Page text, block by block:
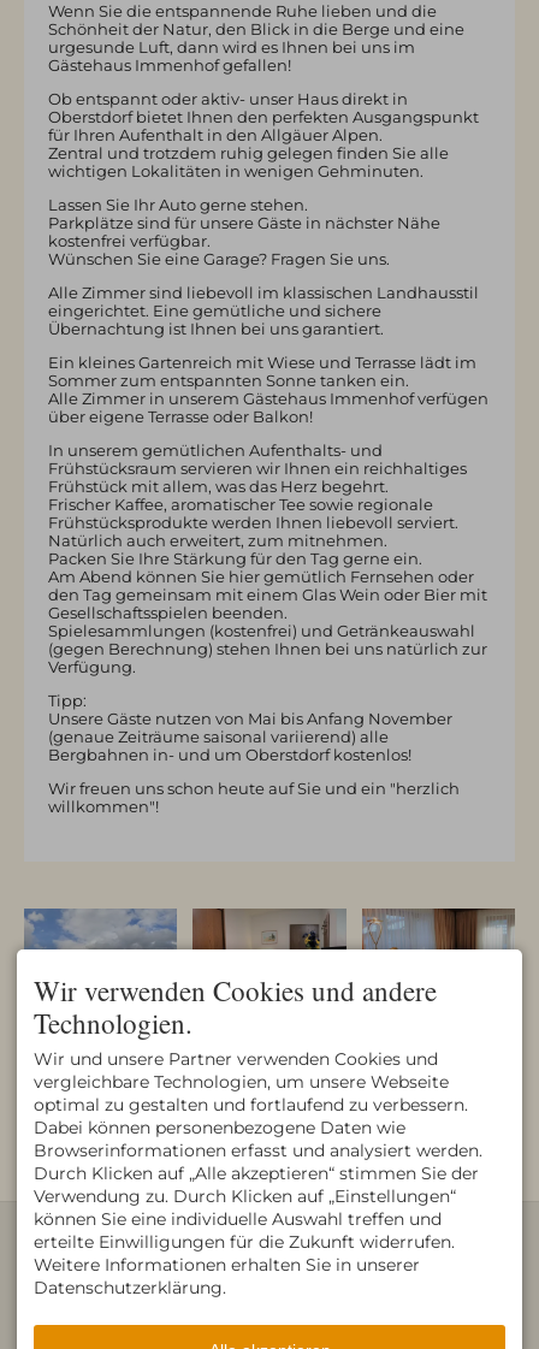
Wenn Sie die entspannende Ruhe lieben und die
Schönheit der Natur, den Blick in die Berge und eine
urgesunde Luft, dann wird es Ihnen bei uns im
Gästehaus Immenhof gefallen!
Ob entspannt oder aktiv- unser Haus direkt in
Oberstdorf bietet Ihnen den perfekten Ausgangspunkt
für Ihren Aufenthalt in den Allgäuer Alpen.
Zentral und trotzdem ruhig gelegen finden Sie alle
wichtigen Lokalitäten in wenigen Gehminuten.
Lassen Sie Ihr Auto gerne stehen.
Parkplätze sind für unsere Gäste in nächster Nähe
kostenfrei verfügbar.
Wünschen Sie eine Garage? Fragen Sie uns.
Alle Zimmer sind liebevoll im klassischen Landhausstil
eingerichtet. Eine gemütliche und sichere
Übernachtung ist Ihnen bei uns garantiert.
Ein kleines Gartenreich mit Wiese und Terrasse lädt im
Sommer zum entspannten Sonne tanken ein.
Alle Zimmer in unserem Gästehaus Immenhof verfügen
über eigene Terrasse oder Balkon!
In unserem gemütlichen Aufenthalts- und
Frühstücksraum servieren wir Ihnen ein reichhaltiges
Frühstück mit allem, was das Herz begehrt.
Frischer Kaffee, aromatischer Tee sowie regionale
Frühstücksprodukte werden Ihnen liebevoll serviert.
Natürlich auch erweitert, zum mitnehmen.
Packen Sie Ihre Stärkung für den Tag gerne ein.
Am Abend können Sie hier gemütlich Fernsehen oder
den Tag gemeinsam mit einem Glas Wein oder Bier mit
Gesellschaftsspielen beenden.
Spielesammlungen (kostenfrei) und Getränkeauswahl
(gegen Berechnung) stehen Ihnen bei uns natürlich zur
Verfügung.
Tipp:
Unsere Gäste nutzen von Mai bis Anfang November
(genaue Zeiträume saisonal variierend) alle
Bergbahnen in- und um Oberstdorf kostenlos!
Wir freuen uns schon heute auf Sie und ein "herzlich
willkommen"!
Immenhof2017_Haslach18_1 Einzelzimmer Bsp.5
Doppelzimmer Deluxe
1.2
Doppelzimmer Bsp.2 Doppelzimmer_gr_1 Immenhof
KONTAKT
Gästehaus Immenhof
Patrick Herling
Im Haslach 18
DEUTSCHLAND
Wir verwenden Cookies und andere
Technologien.
Wir und unsere Partner verwenden Cookies und
vergleichbare Technologien, um unsere Webseite
optimal zu gestalten und fortlaufend zu verbessern.
Dabei können personenbezogene Daten wie
Browserinformationen erfasst und analysiert werden.
Durch Klicken auf „Alle akzeptieren“ stimmen Sie der
Verwendung zu. Durch Klicken auf „Einstellungen“
können Sie eine individuelle Auswahl treffen und
erteilte Einwilligungen für die Zukunft widerrufen.
Weitere Informationen erhalten Sie in unserer
Datenschutzerklärung.